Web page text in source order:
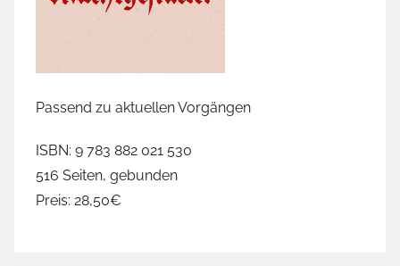
Passend zu aktuellen Vorgängen
ISBN: 9 783 882 021 530
516 Seiten, gebunden
Preis: 28,50€